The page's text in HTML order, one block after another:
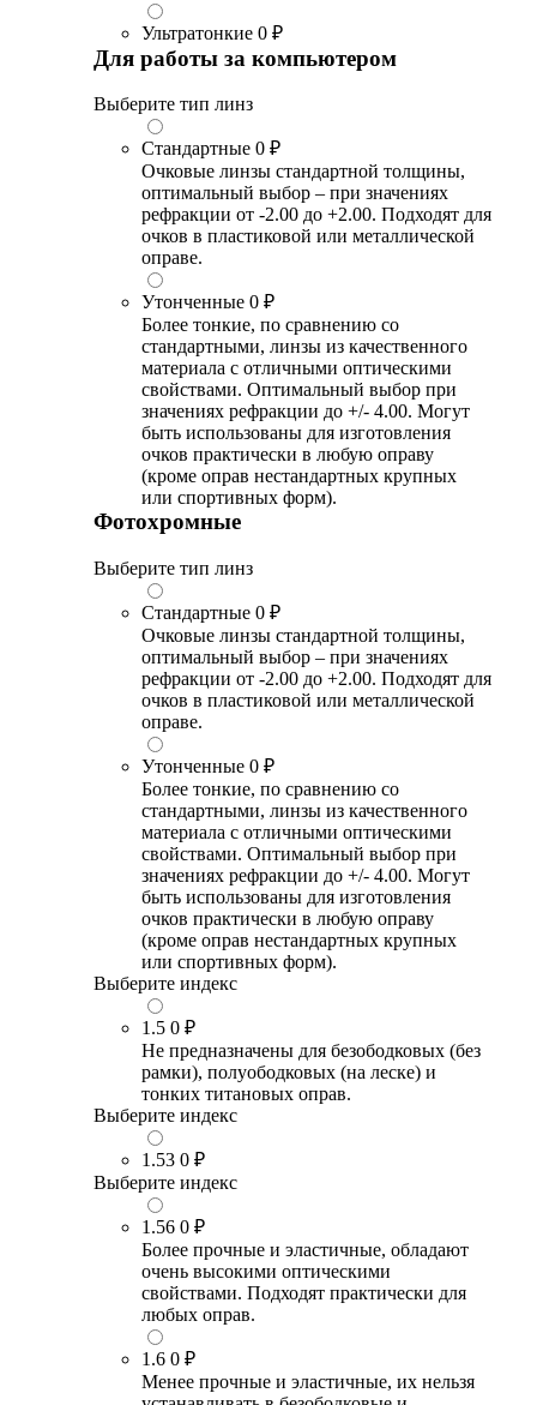
Ультратонкие 0 ₽
Для работы за компьютером
Выберите тип линз
Стандартные 0 ₽
Очковые линзы стандартной толщины,
оптимальный выбор – при значениях
рефракции от -2.00 до +2.00. Подходят для
очков в пластиковой или металлической
оправе.
Утонченные 0 ₽
Более тонкие, по сравнению со
стандартными, линзы из качественного
материала с отличными оптическими
свойствами. Оптимальный выбор при
значениях рефракции до +/- 4.00. Могут
быть использованы для изготовления
очков практически в любую оправу
(кроме оправ нестандартных крупных
или спортивных форм).
Фотохромные
Выберите тип линз
Стандартные 0 ₽
Очковые линзы стандартной толщины,
оптимальный выбор – при значениях
рефракции от -2.00 до +2.00. Подходят для
очков в пластиковой или металлической
оправе.
Утонченные 0 ₽
Более тонкие, по сравнению со
стандартными, линзы из качественного
материала с отличными оптическими
свойствами. Оптимальный выбор при
значениях рефракции до +/- 4.00. Могут
быть использованы для изготовления
очков практически в любую оправу
(кроме оправ нестандартных крупных
или спортивных форм).
Выберите индекс
1.5 0 ₽
Не предназначены для безободковых (без
рамки), полуободковых (на леске) и
тонких титановых оправ.
Выберите индекс
1.53 0 ₽
Выберите индекс
1.56 0 ₽
Более прочные и эластичные, обладают
очень высокими оптическими
свойствами. Подходят практически для
любых оправ.
1.6 0 ₽
Менее прочные и эластичные, их нельзя